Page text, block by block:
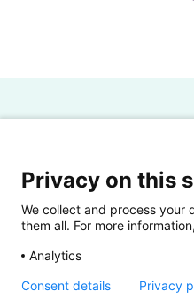
Privacy on this
We collect and process your
them all. For more
Analytics
Consent details Privacy